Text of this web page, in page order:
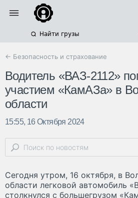
Найти грузы
← Безопасность и страхование
Водитель «ВАЗ-2112»
участием «КамАЗа» в
области
15:55, 16 Октября 2024
Сегодня утром, 16 октября, в
области легковой автомобиль
столкнулся с большегрузом